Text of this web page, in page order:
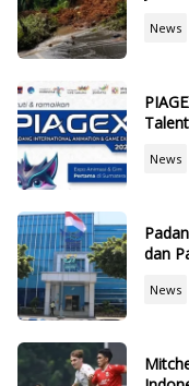
News
News
dan
News